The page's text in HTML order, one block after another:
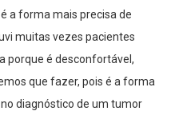
a forma mais precisa de
muitas vezes pacientes
porque é desconfortável,
que fazer, pois é a forma
diagnóstico de um tumor